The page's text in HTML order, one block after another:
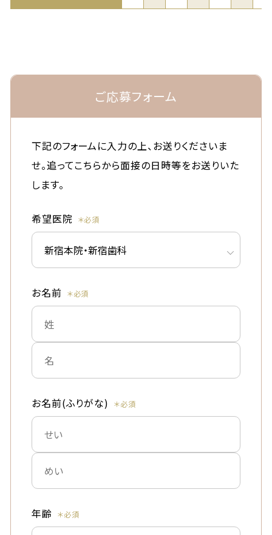
ご応募フォーム
下記のフォームに入力の上、お送りくださいま
せ。追ってこちらから面接の日時等をお送りいた
します。
希望医院
お名前
お名前(ふりがな)
年齢